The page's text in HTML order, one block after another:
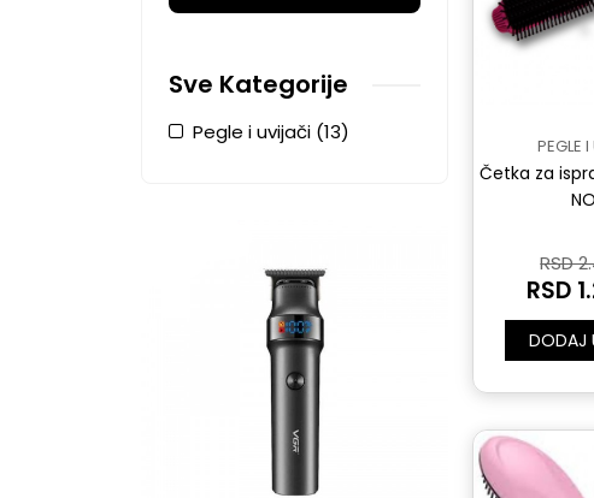
Sve Kategorije
Pegle i uvijači (13)
PEGLE
Četka za
RSD
RSD
DODAJ